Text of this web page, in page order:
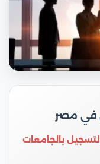
في مصر
بالجامعات